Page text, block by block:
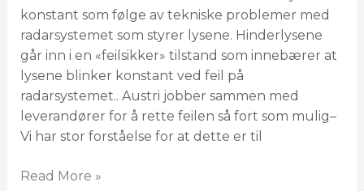
konstant som følge av tekniske problemer med
radarsystemet som styrer lysene. Hinderlysene
går inn i en «feilsikker» tilstand som innebærer at
lysene blinker konstant ved feil på
radarsystemet.. Austri jobber sammen med
leverandører for å rette feilen så fort som mulig–
Vi har stor forståelse for at dette er til
Read More »